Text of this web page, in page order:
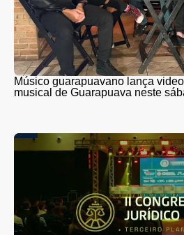
Músico guarapuavano lança
musical de Guarapuava neste